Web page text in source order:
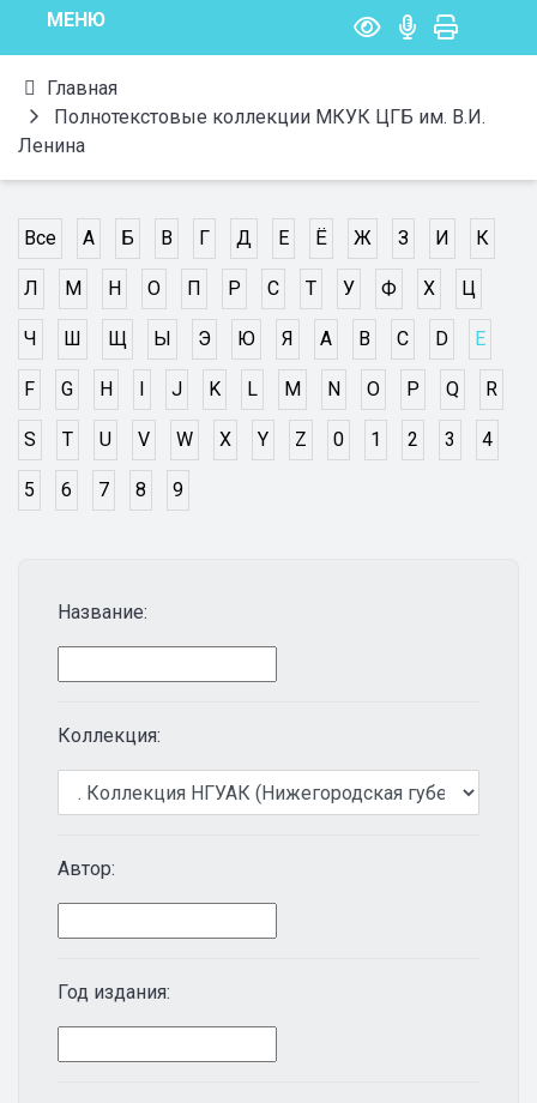
МЕНЮ
Главная
Полнотекстовые коллекции МКУК ЦГБ им. В.И.
Ленина
Название:
Коллекция:
Автор:
Год издания:
Все А Б В Г Д Е Ё Ж З И К
Л М Н О П Р С Т У Ф Х Ц
Ч Ш Щ Ы Э Ю Я A B C D E
F G H I J K L M N O P Q R
S T U V W X Y Z 0 1 2 3 4
5 6 7 8 9